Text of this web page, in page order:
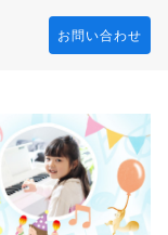
お問い合わせ